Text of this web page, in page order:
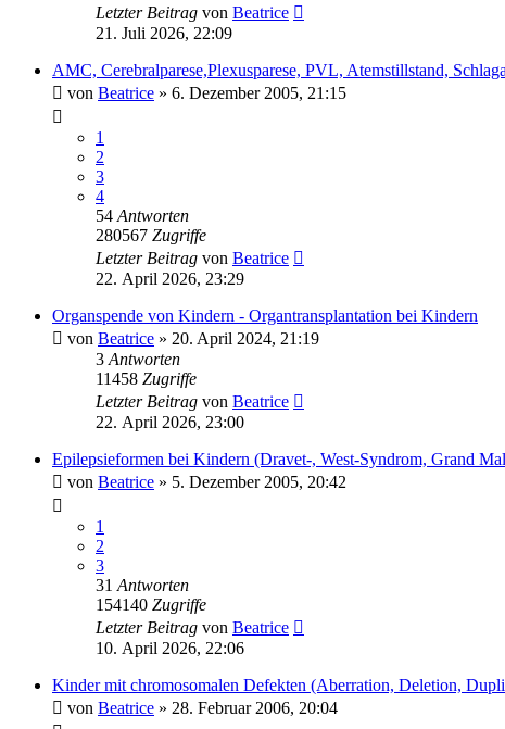
Letzter Beitrag von Beatrice
21. Juli 2026, 22:09
AMC, Cerebralparese,Plexusparese, PVL, Atemstillstand,
von Beatrice » 6. Dezember 2005, 21:15
1
2
3
4
54 Antworten
280567 Zugriffe
Letzter Beitrag von Beatrice
22. April 2026, 23:29
Organspende von Kindern - Organtransplantation bei Kindern
von Beatrice » 20. April 2024, 21:19
3 Antworten
11458 Zugriffe
Letzter Beitrag von Beatrice
22. April 2026, 23:00
Epilepsieformen bei Kindern (Dravet-, West-Syndrom, Grand
von Beatrice » 5. Dezember 2005, 20:42
1
2
3
31 Antworten
154140 Zugriffe
Letzter Beitrag von Beatrice
10. April 2026, 22:06
Kinder mit chromosomalen Defekten (Aberration, Deletion,
von Beatrice » 28. Februar 2006, 20:04